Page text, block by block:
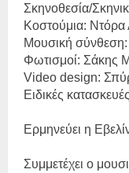
Σκηνοθεσία/
Κοστούμια: Ντόρα
Μουσική
Φωτισμοί: Σάκης
Video design:
Ειδικές
Ερμηνεύει η
Συμμετέχει ο